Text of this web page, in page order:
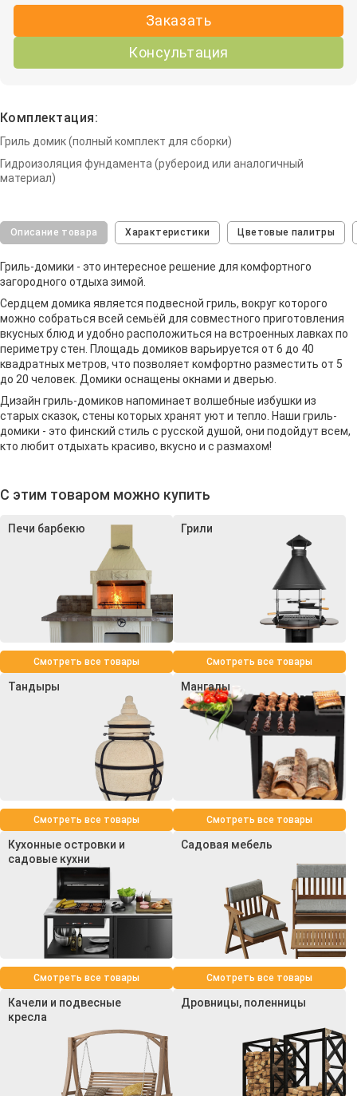
Заказать
Консультация
Комплектация:
Гриль домик (полный комплект для сборки)
Гидроизоляция фундамента (рубероид или аналогичный
материал)
Описание товара Характеристики Цветовые палитры
Гриль-домики - это интересное решение для комфортного
загородного отдыха зимой.
Сердцем домика является подвесной гриль, вокруг которого
можно собраться всей семьёй для совместного приготовления
вкусных блюд и удобно расположиться на встроенных лавках по
периметру стен. Площадь домиков варьируется от 6 до 40
квадратных метров, что позволяет комфортно разместить от 5
до 20 человек. Домики оснащены окнами и дверью.
Дизайн гриль-домиков напоминает волшебные избушки из
старых сказок, стены которых хранят уют и тепло. Наши гриль-
домики - это финский стиль с русской душой, они подойдут всем,
кто любит отдыхать красиво, вкусно и с размахом!
С этим товаром можно купить
Печи барбекю
Смотреть все товары
Грили
Смотреть все товары
Тандыры
Смотреть все товары
Мангалы
Смотреть все товары
Кухонные островки и
садовые кухни
Смотреть все товары
Садовая мебель
Смотреть все товары
Качели и подвесные
кресла
Дровницы, поленницы